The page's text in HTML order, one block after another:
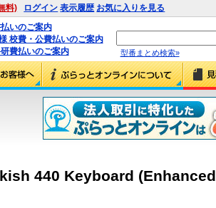
料) ログイン 表示履歴 お気に入りを見る
いのご案内
校費・公費払いのご案内
費払いのご案内
型番まとめ検索»
440 Keyboard